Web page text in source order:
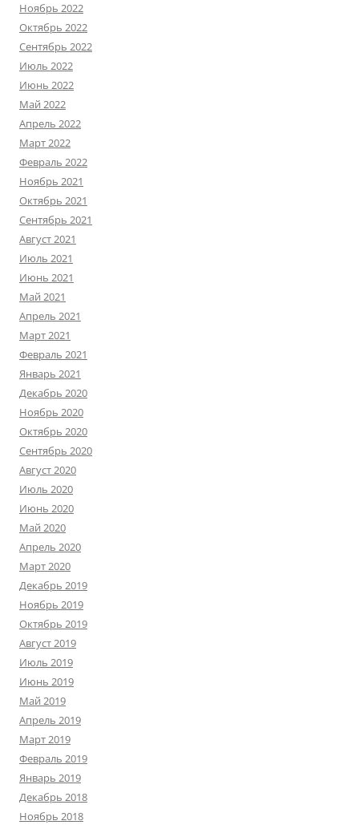
Ноябрь 2022
Октябрь 2022
Сентябрь 2022
Июль 2022
Июнь 2022
Май 2022
Апрель 2022
Март 2022
Февраль 2022
Ноябрь 2021
Октябрь 2021
Сентябрь 2021
Август 2021
Июль 2021
Июнь 2021
Май 2021
Апрель 2021
Март 2021
Февраль 2021
Январь 2021
Декабрь 2020
Ноябрь 2020
Октябрь 2020
Сентябрь 2020
Август 2020
Июль 2020
Июнь 2020
Май 2020
Апрель 2020
Март 2020
Декабрь 2019
Ноябрь 2019
Октябрь 2019
Август 2019
Июль 2019
Июнь 2019
Май 2019
Апрель 2019
Март 2019
Февраль 2019
Январь 2019
Декабрь 2018
Ноябрь 2018